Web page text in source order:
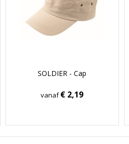
SOLDIER - Cap
vanaf€ 2,19